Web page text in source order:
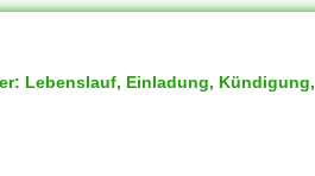
Lebenslauf, Einladung, Kündigung,